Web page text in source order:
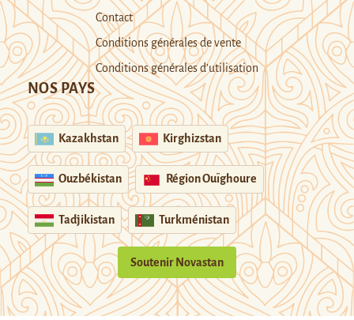
Contact
Conditions générales de vente
Conditions générales d’utilisation
NOS PAYS
Kazakhstan Kirghizstan
Ouzbékistan Région Ouïghoure
Tadjikistan Turkménistan
Soutenir Novastan